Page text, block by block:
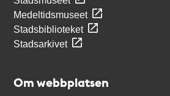
Medeltidsmuseet
Stadsbiblioteket
Stadsarkivet
Om webbplatsen